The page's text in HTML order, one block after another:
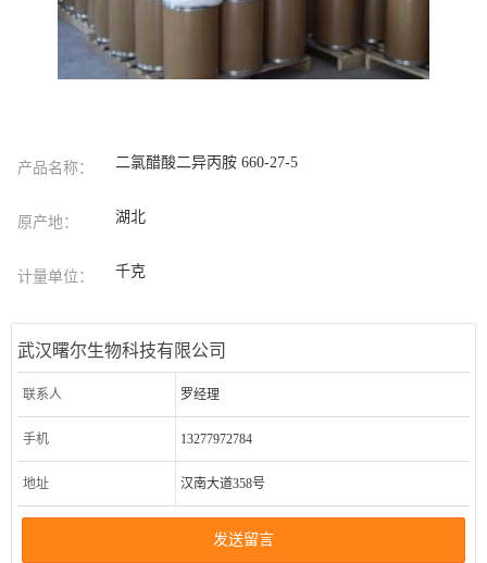
产品名称： 二氯醋酸二异丙胺 660-27-5
原产地： 湖北
计量单位： 千克
武汉曙尔生物科技有限公司
联系人 罗经理
手机 13277972784
地址 汉南大道358号
发送留言